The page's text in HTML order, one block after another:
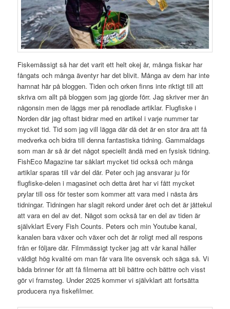
Fiskemässigt så har det varit ett helt okej år, många fiskar har
fångats och många äventyr har det blivit. Många av dem har inte
hamnat här på bloggen. Tiden och orken finns inte riktigt till att
skriva om allt på bloggen som jag gjorde förr. Jag skriver mer än
någonsin men de läggs mer på renodlade artiklar. Flugfiske i
Norden där jag oftast bidrar med en artikel i varje nummer tar
mycket tid. Tid som jag vill lägga där då det är en stor ära att få
medverka och bidra till denna fantastiska tidning. Gammaldags
som man är så är det något speciellt ändå med en fysisk tidning.
FishEco Magazine tar såklart mycket tid också och många
artiklar sparas till vår del där. Peter och jag ansvarar ju för
flugfiske-delen i magasinet och detta året har vi fått mycket
prylar till oss för tester som kommer att vara med i nästa års
tidningar. Tidningen har slagit rekord under året och det är jättekul
att vara en del av det. Något som också tar en del av tiden är
självklart Every Fish Counts. Peters och min Youtube kanal,
kanalen bara växer och växer och det är roligt med all respons
från er följare där. Filmmässigt tycker jag att vår kanal håller
väldigt hög kvalité om man får vara lite osvensk och säga så. Vi
båda brinner för att få filmerna att bli bättre och bättre och visst
gör vi framsteg. Under 2025 kommer vi självklart att fortsätta
producera nya fiskefilmer.